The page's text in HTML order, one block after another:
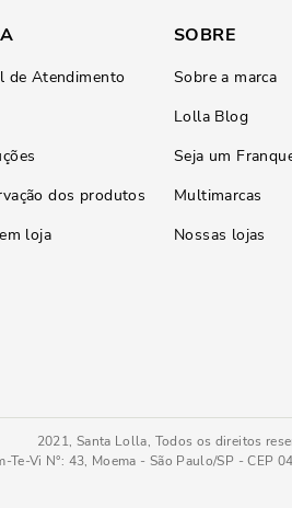
de Atendimento
dos produtos
loja
SOBRE
Sobre a marca
Lolla Blog
Seja um
Multimarcas
Nossas lojas
2021, Santa Lolla, Todos os direitos
Te-Vi N°: 43, Moema - São Paulo/SP - CEP